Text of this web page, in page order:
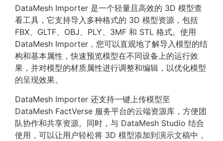
DataMesh Importer 是一个轻量且高效的 3D 模型查
看工具，它支持导入多种格式的 3D 模型资源，包括
FBX、GLTF、OBJ、PLY、3MF 和 STL 格式。使用
DataMesh Importer，您可以直观地了解导入模型的结
构和基本属性，快速预览模型在不同设备上的运行效
果，并对模型的材质属性进行调整和编辑，以优化模型
的呈现效果。
DataMesh Importer 还支持一键上传模型至
DataMesh FactVerse 服务平台的云端资源库，方便团
队协作和共享资源。同时，与 DataMesh Studio 结合
使用，可以让用户轻松将 3D 模型添加到演示文稿中，